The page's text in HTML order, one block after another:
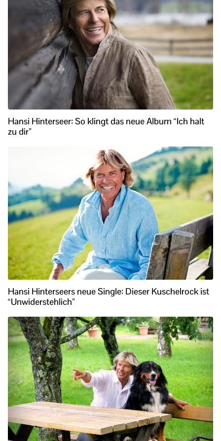
Hansi Hinterseer: So klingt das neue Album “Ich halt
zu dir”
Hansi Hinterseers neue Single: Dieser Kuschelrock ist
“Unwiderstehlich”